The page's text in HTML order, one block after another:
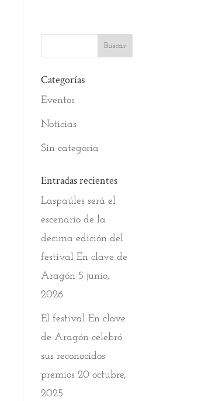
Categorías
Eventos
Noticias
Sin categoría
Entradas recientes
Laspaúles será el
escenario de la
décima edición del
festival En clave de
Aragón 5 junio,
2026
El festival En clave
de Aragón celebró
sus reconocidos
premios 20 octubre,
2025